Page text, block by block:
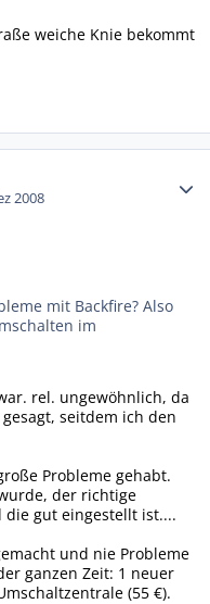
weiche Knie bekommt
2008
mit Backfire? Also
im
rel. ungewöhnlich, da
seitdem ich den
Probleme gehabt.
der richtige
gut eingestellt ist....
und nie Probleme
ganzen Zeit: 1 neuer
(55 €).